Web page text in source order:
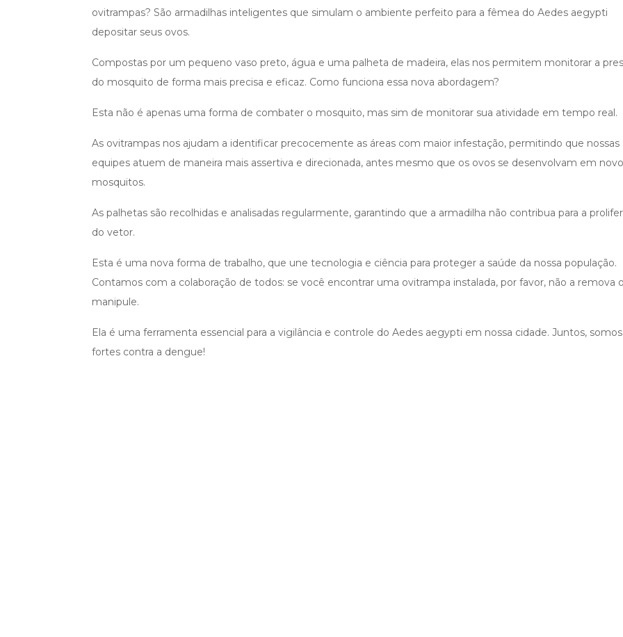
ovitrampas? São armadilhas inteligentes que simulam o ambiente perfeito para a fêmea do Aedes aegypti
depositar seus ovos.
Compostas por um pequeno vaso preto, água e uma palheta de madeira, elas nos permitem monitorar a
do mosquito de forma mais precisa e eficaz. Como funciona essa nova abordagem?
Esta não é apenas uma forma de combater o mosquito, mas sim de monitorar sua atividade em tempo real.
As ovitrampas nos ajudam a identificar precocemente as áreas com maior infestação, permitindo que nossas
equipes atuem de maneira mais assertiva e direcionada, antes mesmo que os ovos se desenvolvam em
mosquitos.
As palhetas são recolhidas e analisadas regularmente, garantindo que a armadilha não contribua para a
do vetor.
Esta é uma nova forma de trabalho, que une tecnologia e ciência para proteger a saúde da nossa população.
Contamos com a colaboração de todos: se você encontrar uma ovitrampa instalada, por favor, não a remova
manipule.
Ela é uma ferramenta essencial para a vigilância e controle do Aedes aegypti em nossa cidade. Juntos,
fortes contra a dengue!